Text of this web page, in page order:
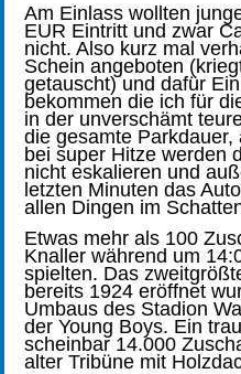
Am Einlass wollten
EUR Eintritt und zwar
nicht. Also kurz mal
Schein angeboten
getauscht) und dafür
bekommen die ich für
in der unverschämt
die gesamte
bei super Hitze werden
nicht eskalieren und
letzten Minuten das
allen Dingen im
Etwas mehr als 100
Knaller während um
spielten. Das
bereits 1924 eröffnet
Umbaus des Stadion
der Young Boys. Ein
scheinbar 14.000
alter Tribüne mit